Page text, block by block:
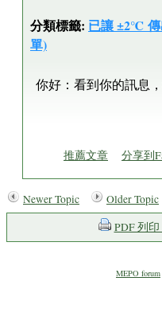
分類標籤: 已讓 ±2℃ 傳
單)
你好：看到你的訊息
推薦文章 分享到
Newer Topic
Older Topic
PDF 列印
MEPO forum